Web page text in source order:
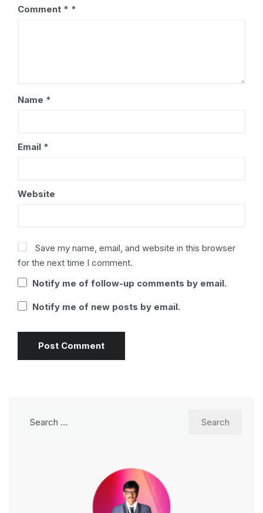
Comment *
Name *
Email *
Website
Save my name, email, and website in this browser
for the next time I comment.
Notify me of follow-up comments by email.
Notify me of new posts by email.